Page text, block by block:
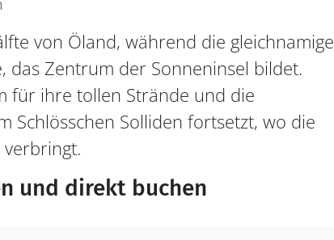
von Öland, während die gleichnamige
das Zentrum der Sonneninsel bildet.
für ihre tollen Strände und die
Schlösschen Solliden fortsetzt, wo die
und direkt buchen